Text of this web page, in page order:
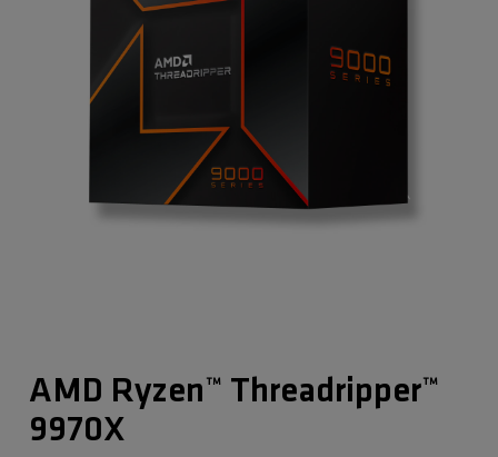
AMD Ryzen™ Threadripper™
9970X